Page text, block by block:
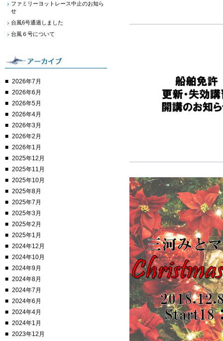
ファミリーヨットレース中止のお知ら
せ
台風6号通過しました
台風６号について
2026年7月
2026年6月
2026年5月
2026年4月
2026年3月
2026年2月
2026年1月
2025年12月
2025年11月
2025年10月
2025年8月
2025年7月
2025年3月
2025年2月
2025年1月
2024年12月
2024年10月
2024年9月
2024年8月
2024年7月
2024年6月
2024年4月
2024年1月
2023年12月